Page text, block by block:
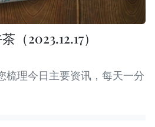
（2023.12.17）
梳理今日主要资讯，每天一分